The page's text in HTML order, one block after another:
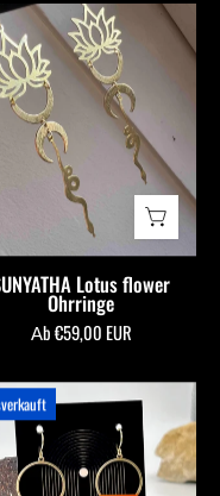
SUNYATHA
Lotus
flower
Ohrringe
allmymillionmoons
Lotus flower
Ohrringe
Аb €59,00 EUR
Lizzy
orange
-
allmymillionmoons